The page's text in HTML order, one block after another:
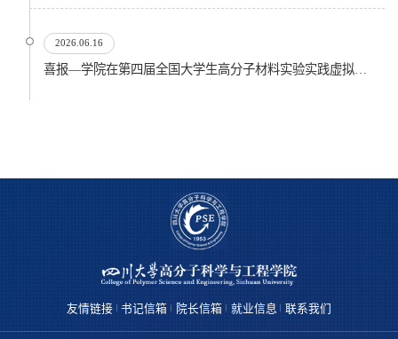
2026.06.16
友情链接 书记信箱 院长信箱 就业信息 联系我们